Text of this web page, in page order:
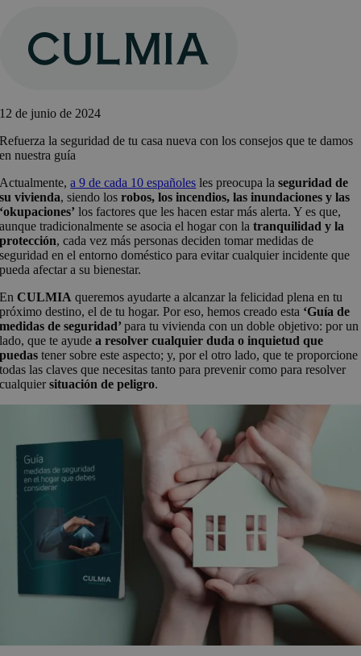
contenido
12 de junio de 2024
Refuerza la seguridad de tu casa nueva con los consejos que te damos
en nuestra guía
Actualmente,a 9 de cada 10 españoles les preocupa laseguridad de
su vivienda, siendo losrobos, los incendios, las inundaciones y las
‘okupaciones’ los factores que les hacen estar más alerta. Y es que,
aunque tradicionalmente se asocia el hogar con latranquilidad y la
protección, cada vez más personas deciden tomar medidas de
seguridad en el entorno doméstico para evitar cualquier incidente que
pueda afectar a su bienestar.
EnCULMIA queremos ayudarte a alcanzar la felicidad plena en tu
próximo destino, el de tu hogar. Por eso, hemos creado esta ‘Guía de
medidas de seguridad’para tu vivienda con un doble objetivo: por un
lado, que te ayudea resolver cualquier duda o inquietud que
puedas tener sobre este aspecto; y, por el otro lado, que te proporcione
todas las claves que necesitas tanto para prevenir como para resolver
cualquiersituación de peligro.